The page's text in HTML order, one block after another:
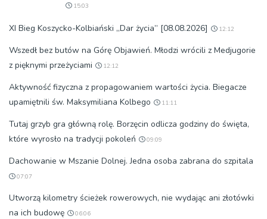
15:03
XI Bieg Koszycko-Kolbiański „Dar życia” [08.08.2026] 12:12
Wszedł bez butów na Górę Objawień. Młodzi wrócili z Medjugorie
z pięknymi przeżyciami
12:12
Aktywność fizyczna z propagowaniem wartości życia. Biegacze
upamiętnili św. Maksymiliana Kolbego
11:11
Tutaj grzyb gra główną rolę. Borzęcin odlicza godziny do święta,
które wyrosło na tradycji pokoleń
09:09
Dachowanie w Mszanie Dolnej. Jedna osoba zabrana do szpitala
07:07
Utworzą kilometry ścieżek rowerowych, nie wydając ani złotówki
na ich budowę
06:06